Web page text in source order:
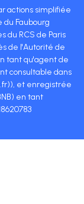
actions simplifiée
du Faubourg
du RCS de Paris
de l'Autorité de
tant qu'agent de
consultable dans
et enregistrée
en tant